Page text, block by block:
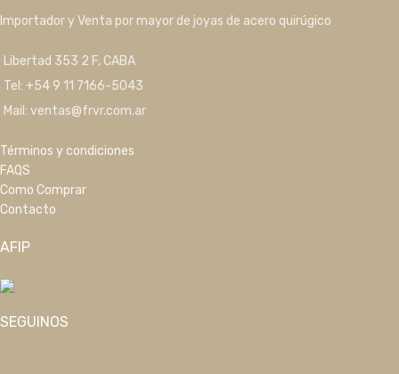
Importador y Venta por mayor de joyas de acero quirúgico
Libertad 353 2 F, CABA
Tel: +54 9 11 7166-5043
Mail: ventas@frvr.com.ar
Términos y condiciones
FAQS
Como Comprar
Contacto
AFIP
SEGUINOS